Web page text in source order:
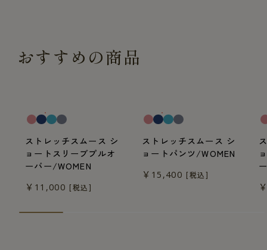
おすすめの商品
ストレッチスムース シ
ョートスリーブプルオ
ーバー/WOMEN
￥11,000 [税込]
ストレッチスムース シ
ョートパンツ/WOMEN
￥15,400 [税込]